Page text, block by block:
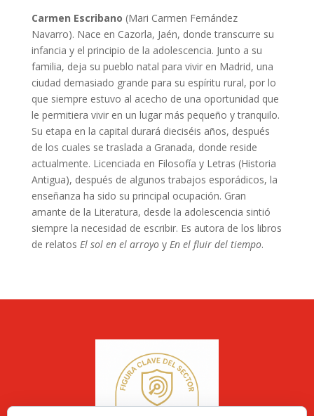
Carmen Escribano (Mari Carmen Fernández
Navarro). Nace en Cazorla, Jaén, donde transcurre su
infancia y el principio de la adolescencia. Junto a su
familia, deja su pueblo natal para vivir en Madrid, una
ciudad demasiado grande para su espíritu rural, por lo
que siempre estuvo al acecho de una oportunidad que
le permitiera vivir en un lugar más pequeño y tranquilo.
Su etapa en la capital durará dieciséis años, después
de los cuales se traslada a Granada, donde reside
actualmente. Licenciada en Filosofía y Letras (Historia
Antigua), después de algunos trabajos esporádicos, la
enseñanza ha sido su principal ocupación. Gran
amante de la Literatura, desde la adolescencia sintió
siempre la necesidad de escribir. Es autora de los libros
de relatos El sol en el arroyoy En el fluir del tiempo.